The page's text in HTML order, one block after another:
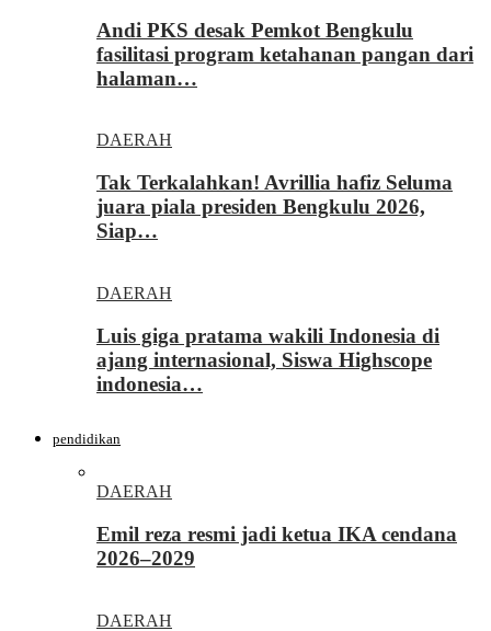
Andi PKS desak Pemkot Bengkulu
fasilitasi program ketahanan pangan dari
halaman…
DAERAH
Tak Terkalahkan! Avrillia hafiz Seluma
juara piala presiden Bengkulu 2026,
Siap…
DAERAH
Luis giga pratama wakili Indonesia di
ajang internasional, Siswa Highscope
indonesia…
pendidikan
DAERAH
Emil reza resmi jadi ketua IKA cendana
2026–2029
DAERAH